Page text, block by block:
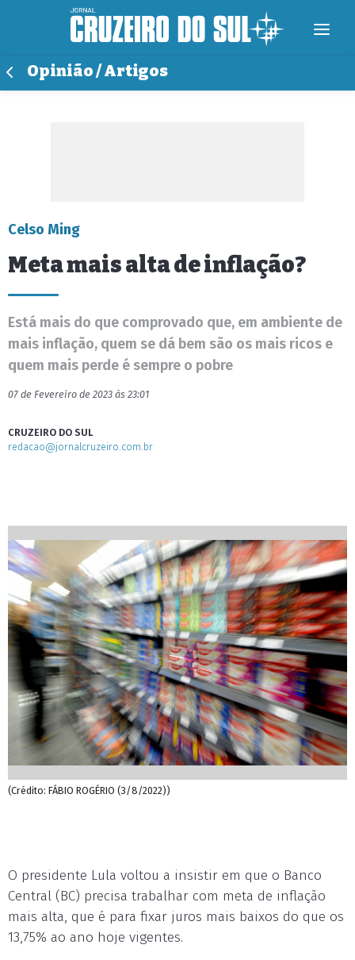
Opinião / Artigos
Celso Ming
Meta mais alta de inflação?
Está mais do que comprovado que, em ambiente de
mais inflação, quem se dá bem são os mais ricos e
quem mais perde é sempre o pobre
07 de Fevereiro de 2023 às 23:01
CRUZEIRO DO SUL
redacao@jornalcruzeiro.com.br
(Crédito: FÁBIO ROGÉRIO (3/8/2022))
O presidente Lula voltou a insistir em que o Banco
Central (BC) precisa trabalhar com meta de inflação
mais alta, que é para fixar juros mais baixos do que os
13,75% ao ano hoje vigentes.